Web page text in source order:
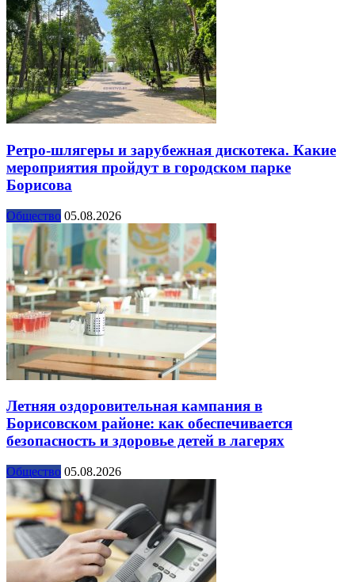
Ретро-шлягеры и зарубежная дискотека. Какие
мероприятия пройдут в городском парке
Борисова
Общество 05.08.2026
Летняя оздоровительная кампания в
Борисовском районе: как обеспечивается
безопасность и здоровье детей в лагерях
Общество 05.08.2026